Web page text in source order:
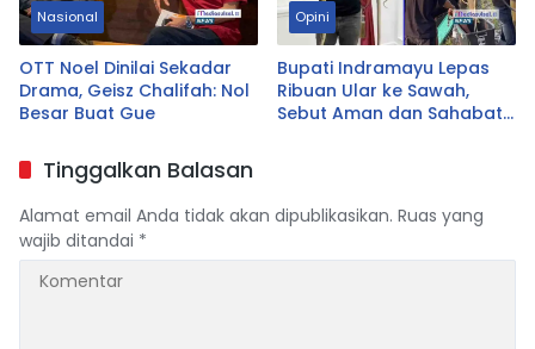
Nasional
OTT Noel Dinilai Sekadar
Drama, Geisz Chalifah: Nol
Besar Buat Gue
Opini
Bupati Indramayu Lepas
Ribuan Ular ke Sawah,
Sebut Aman dan Sahabat
Tinggalkan Balasan
Alamat email Anda tidak akan dipublikasikan. Ruas yang
wajib ditandai *